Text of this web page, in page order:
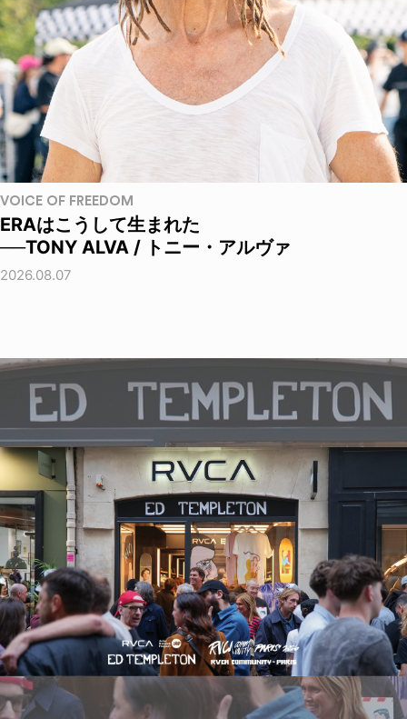
VOICE OF FREEDOM
ERAはこうして生まれた
──TONY ALVA / トニー・アルヴァ
2026.08.07